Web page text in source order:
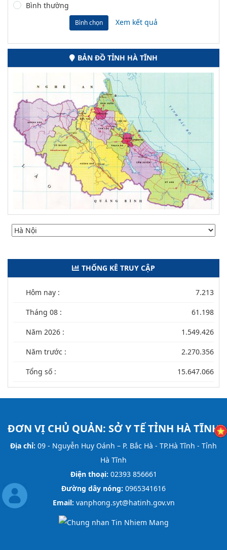
Bình thường
Bình chọn Xem kết quả
BẢN ĐỒ TỈNH HÀ TĨNH
THỐNG KÊ TRUY CẬP
Hôm nay : 7.213
Tháng 08 : 61.198
Năm 2026 : 1.549.426
Năm trước : 2.270.356
Tổng số : 15.647.066
ĐƠN VỊ CHỦ QUẢN: SỞ Y TẾ TỈNH HÀ TĨNH
Địa chỉ: 09 - Nguyễn Huy Oánh – P. Bắc Hà - TP.Hà Tĩnh - Tỉnh
Hà Tĩnh
Điện thoại: 02393 856661
Đường dây nóng: 0965341616
Email: vanphong.syt@hatinh.gov.vn